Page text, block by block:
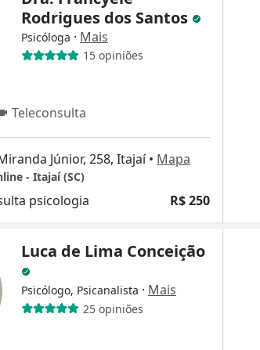
Rodrigues dos Santos
Psicóloga · Mais
15 opiniões
Teleconsulta
Júnior, 258, Itajaí • Mapa
- Itajaí (SC)
psicologia R$ 250
Luca de Lima Conceição
Psicólogo, Psicanalista · Mais
25 opiniões